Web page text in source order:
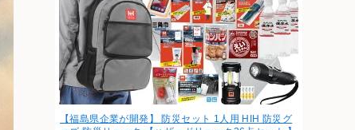
【福島県企業が開発】 防災セット 1人用 HIH 防災グ